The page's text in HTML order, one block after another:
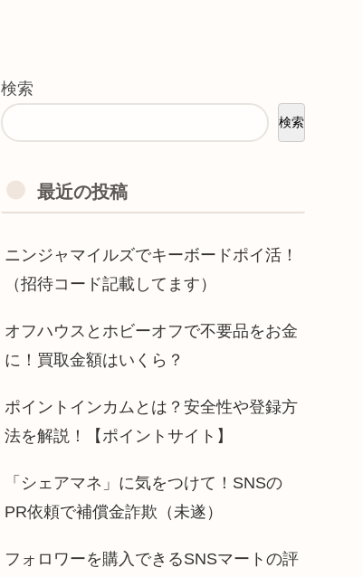
検索
検索
最近の投稿
ニンジャマイルズでキーボードポイ活！
（招待コード記載してます）
オフハウスとホビーオフで不要品をお金
に！買取金額はいくら？
ポイントインカムとは？安全性や登録方
法を解説！【ポイントサイト】
「シェアマネ」に気をつけて！SNSの
PR依頼で補償金詐欺（未遂）
フォロワーを購入できるSNSマートの評